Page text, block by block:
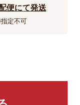
便にて発送
定不可